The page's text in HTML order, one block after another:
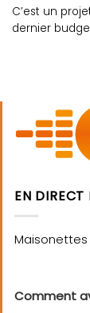
C’est un
dernier
EN
Comment